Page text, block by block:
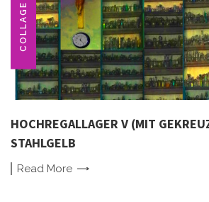
COLLAGE
HOCHREGALLAGER V (MIT
STAHLGELB
Read More